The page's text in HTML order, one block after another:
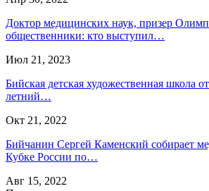
Доктор медицинских наук, призер
общественники: кто выступил…
Июл 21, 2023
Бийская детская художественная школа
летний…
Окт 21, 2022
Бийчанин Сергей Каменский собирает
Кубке России по…
Авг 15, 2022